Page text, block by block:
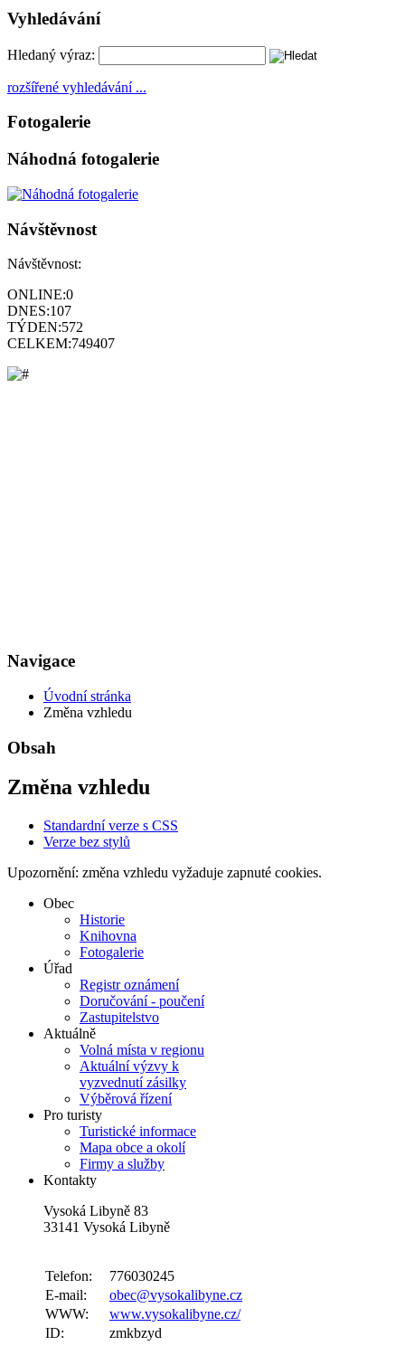
Vyhledávání
Hledaný výraz:
rozšířené vyhledávání ...
Fotogalerie
Náhodná fotogalerie
Návštěvnost
Návštěvnost:
ONLINE:0
DNES:107
TÝDEN:572
CELKEM:749407
Navigace
Úvodní stránka
Změna vzhledu
Obsah
Změna vzhledu
Standardní verze s CSS
Verze bez stylů
Upozornění: změna vzhledu vyžaduje zapnuté cookies.
Obec
Historie
Knihovna
Fotogalerie
Úřad
Registr oznámení
Doručování - poučení
Zastupitelstvo
Aktuálně
Volná místa v regionu
Aktuální výzvy k
vyzvednutí zásilky
Výběrová řízení
Pro turisty
Turistické informace
Mapa obce a okolí
Firmy a služby
Kontakty
Vysoká Libyně 83
33141 Vysoká Libyně
Telefon:
776030245
E-mail:
obec@vysokalibyne.cz
WWW:
www.vysokalibyne.cz/
ID:
zmkbzyd